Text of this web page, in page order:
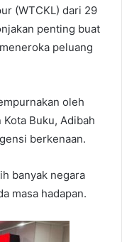
(WTCKL) dari 29
penting buat
peluang
oleh
Buku, Adibah
berkenaan.
banyak negara
masa hadapan.